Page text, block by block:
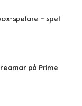
spelare – spel
på Prime